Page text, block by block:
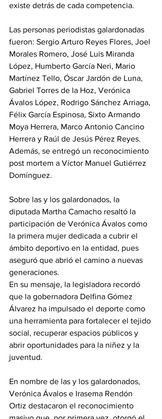
existe detrás de cada competencia.
Las personas periodistas galardonadas
fueron: Sergio Arturo Reyes Flores, Joel
Morales Romero, José Luis Miranda
López, Humberto García Neri, Mario
Martínez Tello, Óscar Jardón de Luna,
Gabriel Torres de la Hoz, Verónica
Ávalos López, Rodrigo Sánchez Arriaga,
Félix García Espinosa, Sixto Armando
Moya Herrera, Marco Antonio Cancino
Herrera y Raúl de Jesús Pérez Reyes.
Además, se entregó un reconocimiento
post mortem a Víctor Manuel Gutiérrez
Domínguez.
Sobre las y los galardonados, la
diputada Martha Camacho resaltó la
participación de Verónica Ávalos como
la primera mujer dedicada a cubrir el
ámbito deportivo en la entidad, pues
aseguró que abrió el camino a nuevas
generaciones.
En su mensaje, la legisladora recordó
que la gobernadora Delfina Gómez
Álvarez ha impulsado el deporte como
una herramienta para fortalecer el tejido
social, recuperar espacios públicos y
abrir oportunidades para la niñez y la
juventud.
En nombre de las y los galardonados,
Verónica Ávalos e Irasema Rendón
Ortiz destacaron el reconocimiento